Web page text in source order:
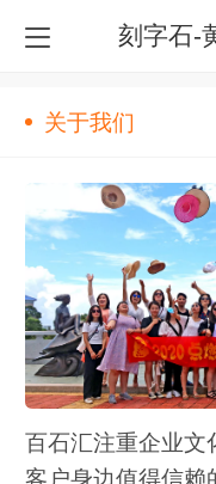
关于我们
百石汇注重企业文
客户身边值得信赖